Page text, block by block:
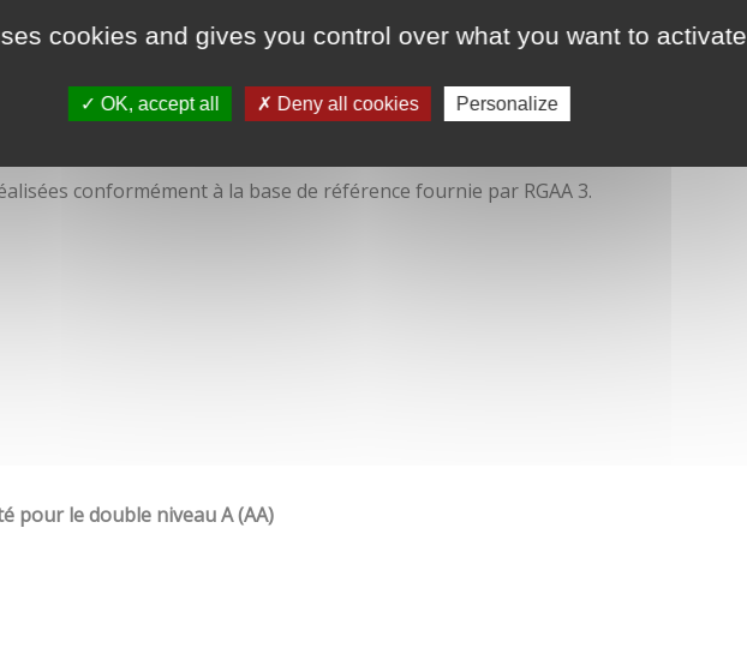
cookies and gives you control over what you want to activate
OK, accept all Deny all cookies Personalize
conformément à la base de référence fournie par RGAA 3.
pour le double niveau A (AA)